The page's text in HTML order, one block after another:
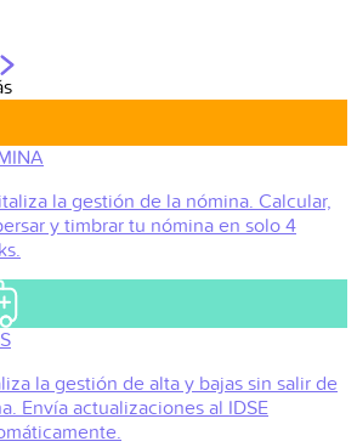
la gestión de la nómina. Calcular,
y timbrar tu nómina en solo 4
la gestión de alta y bajas sin salir de
Envía actualizaciones al IDSE